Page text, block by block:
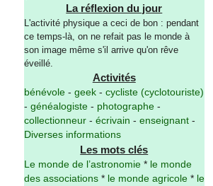
La réflexion du jour
L'activité physique a ceci de bon : pendant
ce temps-là, on ne refait pas le monde à
son image même s'il arrive qu'on rêve
éveillé.
Activités
bénévole- geek- cycliste (cyclotouriste)
- généalogiste- photographe-
collectionneur- écrivain - enseignant-
Diverses informations
Les mots clés
Le monde de l’astronomie* le monde
des associations* le monde agricole* le